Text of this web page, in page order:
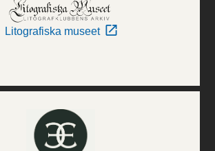
Litografiska museet